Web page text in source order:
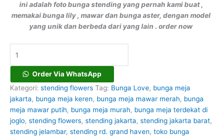
ini adalah foto bunga stending yang pernah kami buat ,
memakai bunga lily , mawar dan bunga aster, dengan model
yang unik dan berbeda dari yang lain . order now
Order Via WhatsApp
Kategori: stending flowers Tag: Bunga Love, bunga meja
jakarta, bunga meja keren, bunga meja mawar merah, bunga
meja mawar putih, bunga meja murah, bunga meja terdekat di
joglo, stending flowers, stending jakarta, stending jakarta barat,
stending jelambar, stending rd. grand haven, toko bunga